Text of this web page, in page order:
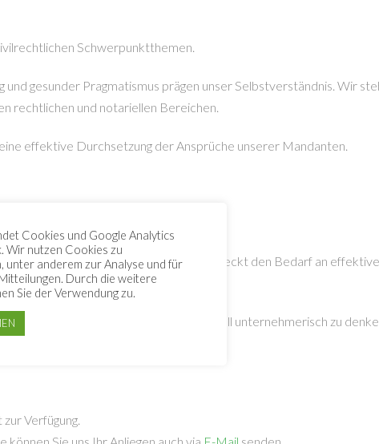
Schwerpunktthemen.
gesunder Pragmatismus prägen unser Selbstverständnis. Wir
rechtlichen und notariellen Bereichen.
effektive Durchsetzung der Ansprüche unserer Mandanten.
Die Erfahrung unserer Sozietät deckt den Bedarf an
der Wille und die Fähigkeit im Bedarfsfall unternehmerisch zu
Verfügung.
Cookies und Google Analytics
Wir nutzen Cookies zu
unter anderem zur Analyse und für
Durch die weitere
Sie der Verwendung zu.